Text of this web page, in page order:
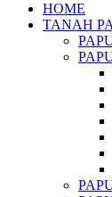
HOME
TANAH